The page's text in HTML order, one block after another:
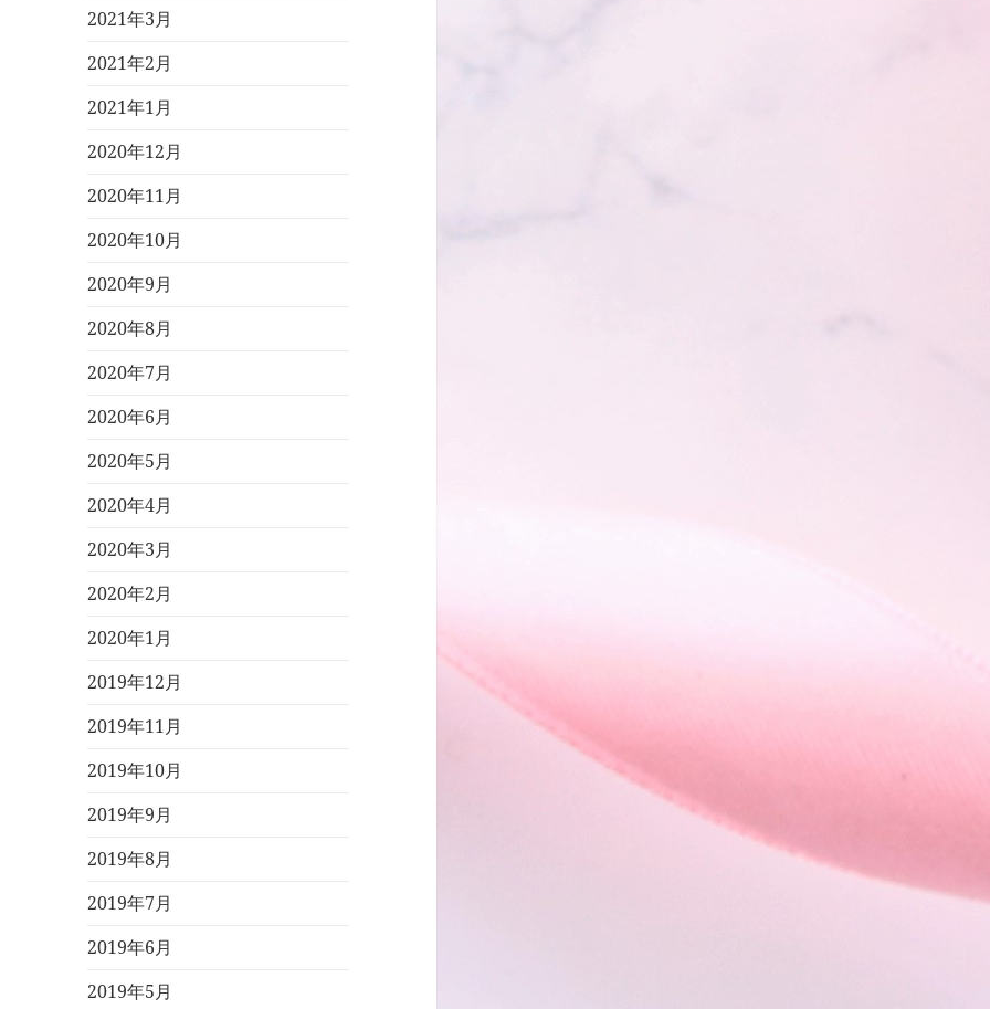
2021年3月
2021年2月
2021年1月
2020年12月
2020年11月
2020年10月
2020年9月
2020年8月
2020年7月
2020年6月
2020年5月
2020年4月
2020年3月
2020年2月
2020年1月
2019年12月
2019年11月
2019年10月
2019年9月
2019年8月
2019年7月
2019年6月
2019年5月